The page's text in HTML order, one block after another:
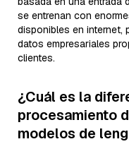
se entrenan con
disponibles en internet,
datos empresariales
clientes.
¿Cuál es la
procesamiento
modelos de